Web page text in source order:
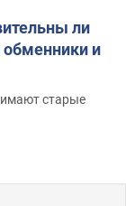
ли
и
старые